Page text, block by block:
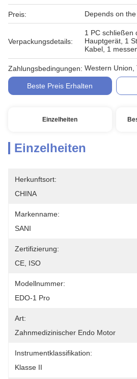
Preis: Depends on
Verpackungsdetails:
1 PC schließen
Hauptgerät, 1
Kabel, 1
Zahlungsbedingungen: Western Union,
Beste Preis Erhalten
Einzelheiten
Einzelheiten
Herkunftsort:
CHINA
Markenname:
SANI
Zertifizierung:
CE, ISO
Modellnummer:
EDO-1 Pro
Art:
Zahnmedizinischer Endo Motor
Instrumentklassifikation:
Klasse II